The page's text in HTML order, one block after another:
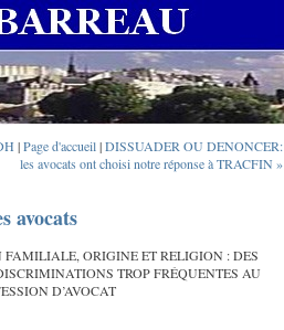
|Page d'accueil|DISSUADER OU DENONCER:
les avocats ont choisi notre réponse à TRACFIN »
avocats
FAMILIALE, ORIGINE ET RELIGION : DES
TROP FRÉQUENTES AU
D’AVOCAT